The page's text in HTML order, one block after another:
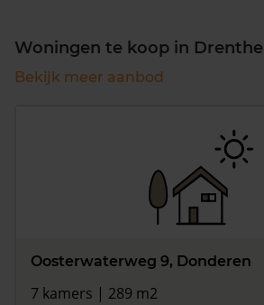
Woningen te koop in Drenthe
Bekijk meer aanbod
Oosterwaterweg 9, Donderen
7 kamers | 289 m2